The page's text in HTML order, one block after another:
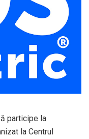
participe la
la Centrul